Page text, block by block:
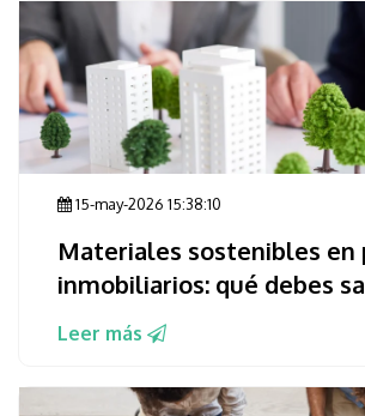
15-may-2026 15:38:10
Materiales sostenibles en
inmobiliarios: qué debes
Leer más